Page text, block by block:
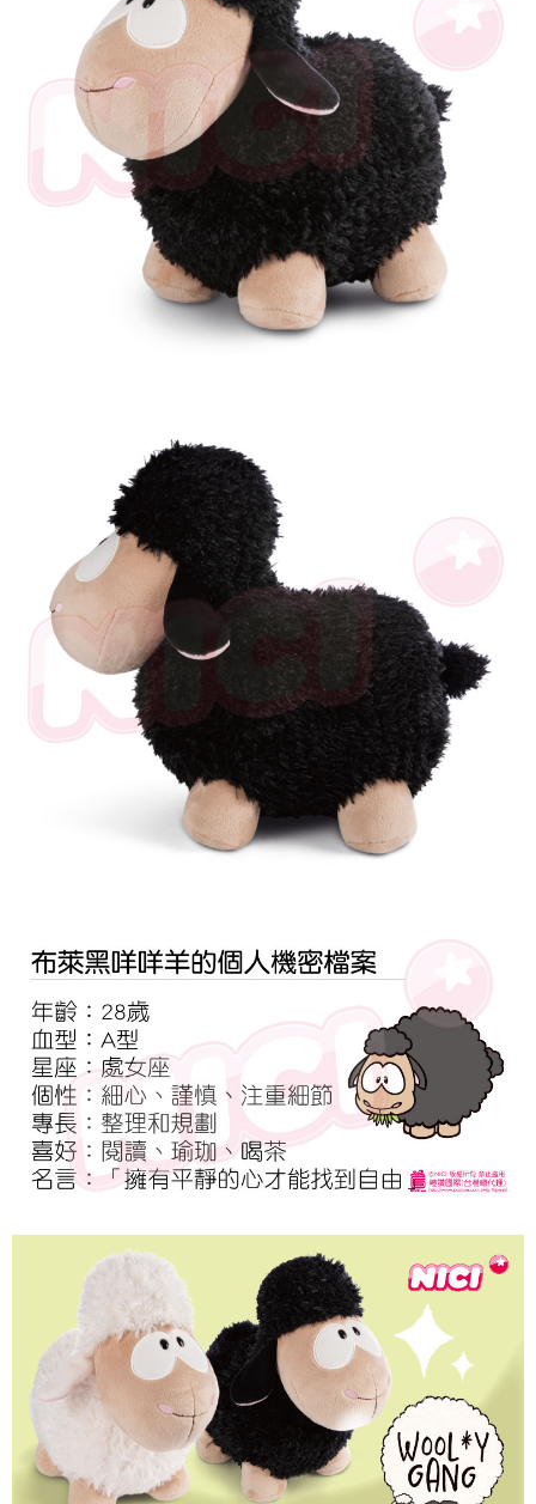
択しないでください。